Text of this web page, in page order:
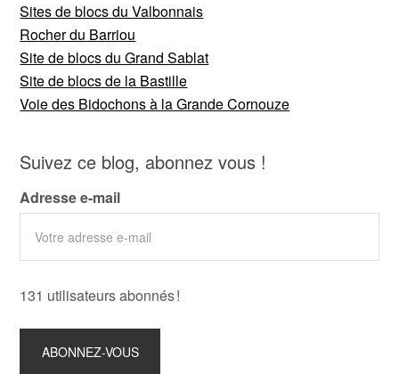
Sites de blocs du Valbonnais
Rocher du Barriou
Site de blocs du Grand Sablat
Site de blocs de la Bastille
Voie des Bidochons à la Grande Cornouze
Suivez ce blog, abonnez vous !
Adresse e-mail
131 utilisateurs abonnés !